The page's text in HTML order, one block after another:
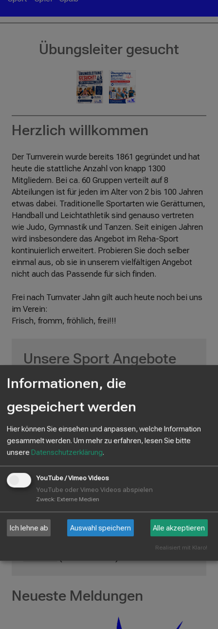
e
n
Übungsleiter gesucht
Herzlich willkommen
Der Turnverein wurde bereits 1861 gegründet und hat
heute die stattliche Anzahl von knapp 1300
Mitgliedern. Bei ca. 60 Gruppen verteilt auf 8
Abteilungen ist für jeden im Alter von 2 bis 100 Jahren
etwas dabei. Traditionelle Sportarten wie Gerätturnen,
Handball und Leichtathletik sind genauso vertreten
wie Judo, Gymnastik und Tanzen. Seit einigen Jahren
wird insbesondere das Angebot im Reha-Sport
kontinuierlich erweitert. Probieren Sie doch selber
einmal aus, ob sie in unserem vielfältigen Angebot
nicht auch das Passende für sich finden.
Frei nach Turnvater Jahn gilt auch heute noch bei uns
im Verein:
Frisch, fromm, fröhlich, frei!!!
Unsere Sport Angebote
für Groß und Klein
Basketball
Fitness
Reha-Sport(mit ärztlicher Verordnung),
(Koronar, Orthopädie)
Kurse(Gehirntraining und Bewegung, Yoga)
Judo
Leichtathletik
Tanzen(Ballett, Formationen Misol, Lil`Bes
und Besmenia, Contemporary Dance,
Breakdance)
Tischtennis
Turnen (Eltern-Kind, allgemeine Gruppen,
Neueste Meldungen
Informationen, die
gespeichert werden
Hier können Sie einsehen und anpassen, welche Information
gesammelt werden. Um mehr zu erfahren, lesen Sie bitte
unsere Datenschutzerklärung.
YouTube / Vimeo Videos
YouTube oder Vimeo Videos abspielen
Zweck: Externe Medien
Ich lehne ab Auswahl speichern Alle akzeptieren
Realisiert mit Klaro!